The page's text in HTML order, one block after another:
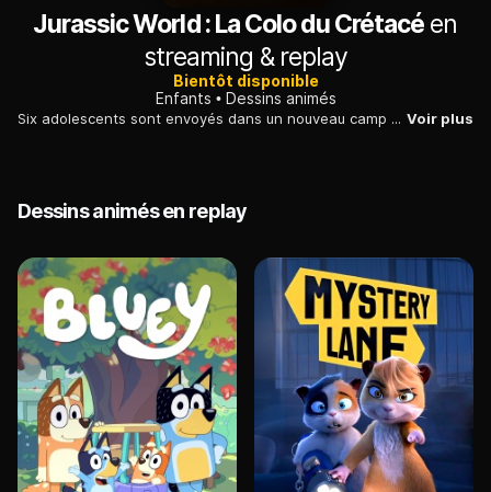
Jurassic World : La Colo du Crétacé en
streaming & replay
Bientôt disponible
Enfants
Dessins animés
Six adolescents sont envoyés dans un nouveau camp d'aventures sur Isla Nublar. Cependant, lorsque les dinosaures de l'île font des ravages, les campeurs se retrouvent coincés sur place. Coupés du monde extérieur, ils tentent de survivre. Voir plus
Dessins animés en replay